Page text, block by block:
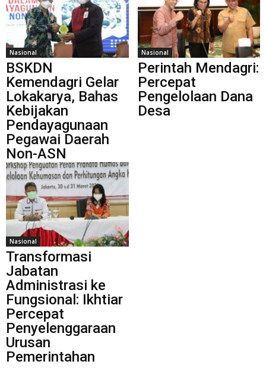
Nasional
BSKDN
Kemendagri Gelar
Lokakarya, Bahas
Kebijakan
Pendayagunaan
Pegawai Daerah
Non-ASN
Nasional
Perintah Mendagri:
Percepat
Pengelolaan Dana
Desa
Nasional
Transformasi
Jabatan
Administrasi ke
Fungsional: Ikhtiar
Percepat
Penyelenggaraan
Urusan
Pemerintahan